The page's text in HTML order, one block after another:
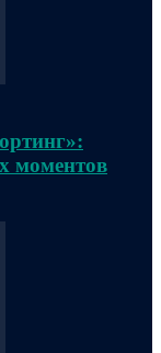
моментов